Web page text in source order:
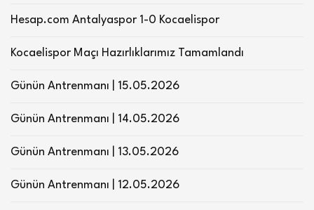
Hesap.com Antalyaspor 1-0 Kocaelispor
Kocaelispor Maçı Hazırlıklarımız Tamamlandı
Günün Antrenmanı | 15.05.2026
Günün Antrenmanı | 14.05.2026
Günün Antrenmanı | 13.05.2026
Günün Antrenmanı | 12.05.2026